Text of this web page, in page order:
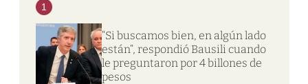
1
“Si buscamos bien, en algún lado
están”, respondió Bausili cuando
le preguntaron por 4 billones de
pesos